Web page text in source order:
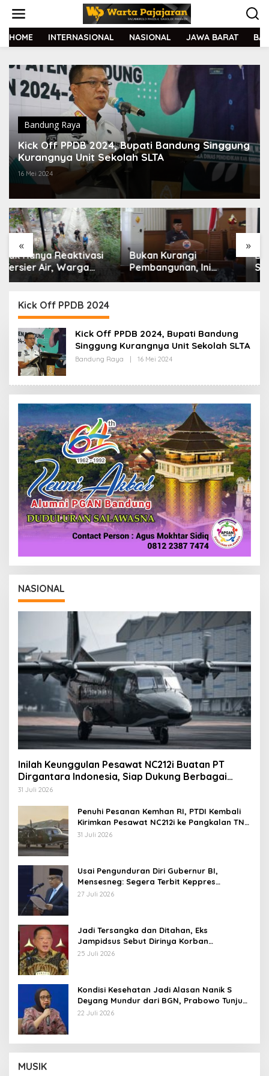
t
HOME INTERNASIONAL NASIONAL JAWA BARAT
Bandung Raya
Kick Off PPDB 2024, Bupati Bandung Singgung
Kurangnya Unit Sekolah SLTA
16 Mei 2024
« »
Bukan Kurangi
Pembangunan, Ini
Alasan Pemkot Cimahi
Belanja Daerah
Dedi Mulyadi Tegaskan
Sebab Aksi Begal Tak
Boleh Hanya Dikaitkan
Kick Off PPDB 2024
Kick Off PPDB 2024, Bupati Bandung
Singgung Kurangnya Unit Sekolah SLTA
Bandung Raya 16 Mei 2024
H
R
K
S
NASIONAL
Inilah Keunggulan Pesawat NC212i Buatan PT
Dirgantara Indonesia, Siap Dukung Berbagai
Operasi TNI
31 Juli 2026
Penuhi Pesanan Kemhan RI, PTDI Kembali
Kirimkan Pesawat NC212i ke Pangkalan TNI
AU
31 Juli 2026
Usai Pengunduran Diri Gubernur BI,
Mensesneg: Segera Terbit Keppres
Pemberhentian dengan Hormat
27 Juli 2026
Jadi Tersangka dan Ditahan, Eks
Jampidsus Sebut Dirinya Korban
Kriminalisasi
25 Juli 2026
Kondisi Kesehatan Jadi Alasan Nanik S
Deyang Mundur dari BGN, Prabowo Tunjuk
Wamentan Sudaryono
22 Juli 2026
MUSIK